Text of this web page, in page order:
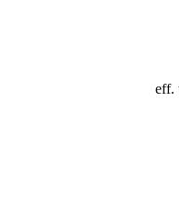
eff.